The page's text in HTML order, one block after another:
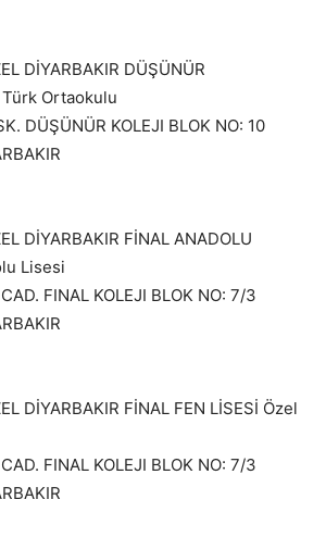
DİYARBAKIR DÜŞÜNÜR
Türk Ortaokulu
DÜŞÜNÜR KOLEJI BLOK NO: 10
DİYARBAKIR FİNAL ANADOLU
Lisesi
FINAL KOLEJI BLOK NO: 7/3
DİYARBAKIR FİNAL FEN LİSESİ Özel
FINAL KOLEJI BLOK NO: 7/3